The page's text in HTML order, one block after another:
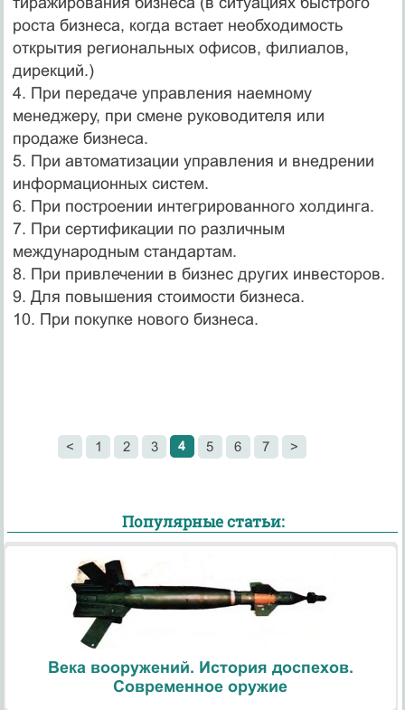
роста бизнеса, когда встает необходимость
открытия региональных офисов, филиалов,
дирекций.)
4. При передаче управления наемному
менеджеру, при смене руководителя или
продаже бизнеса.
5. При автоматизации управления и внедрении
информационных систем.
6. При построении интегрированного холдинга.
7. При сертификации по различным
международным стандартам.
8. При привлечении в бизнес других инвесторов.
9. Для повышения стоимости бизнеса.
10. При покупке нового бизнеса.
< 1 2 3 4 5 6 7 >
Популярные статьи:
Века вооружений. История доспехов.
Современное оружие